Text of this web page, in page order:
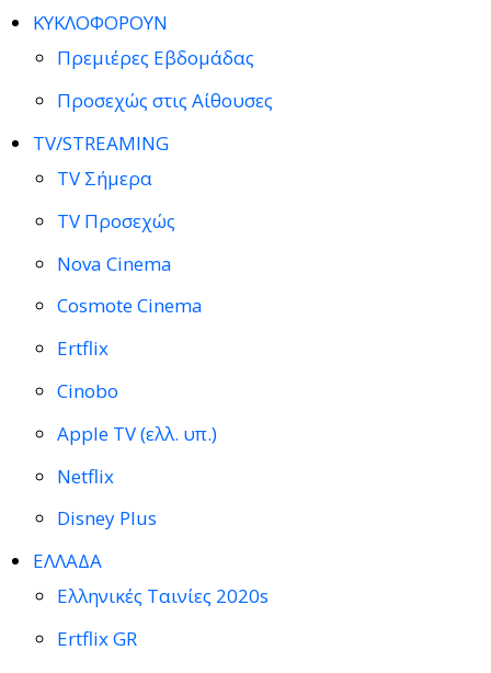
ΚΥΚΛΟΦΟΡΟΥΝ
Πρεμιέρες Εβδομάδας
Προσεχώς στις Αίθουσες
TV/STREAMING
TV Σήμερα
TV Προσεχώς
Nova Cinema
Cosmote Cinema
Ertflix
Cinobo
Apple TV (ελλ. υπ.)
Netflix
Disney Plus
ΕΛΛΑΔΑ
Ελληνικές Ταινίες 2020s
Ertflix GR